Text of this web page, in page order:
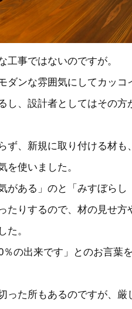
工事ではないのですが。
ダンな雰囲気にしてカッコ
し、設計者としてはその方
ず、新規に取り付ける材も
を使いました。
がある」のと「みすぼらし
たりするので、材の見せ方
た。
の出来です」とのお言葉
った所もあるのですが、厳